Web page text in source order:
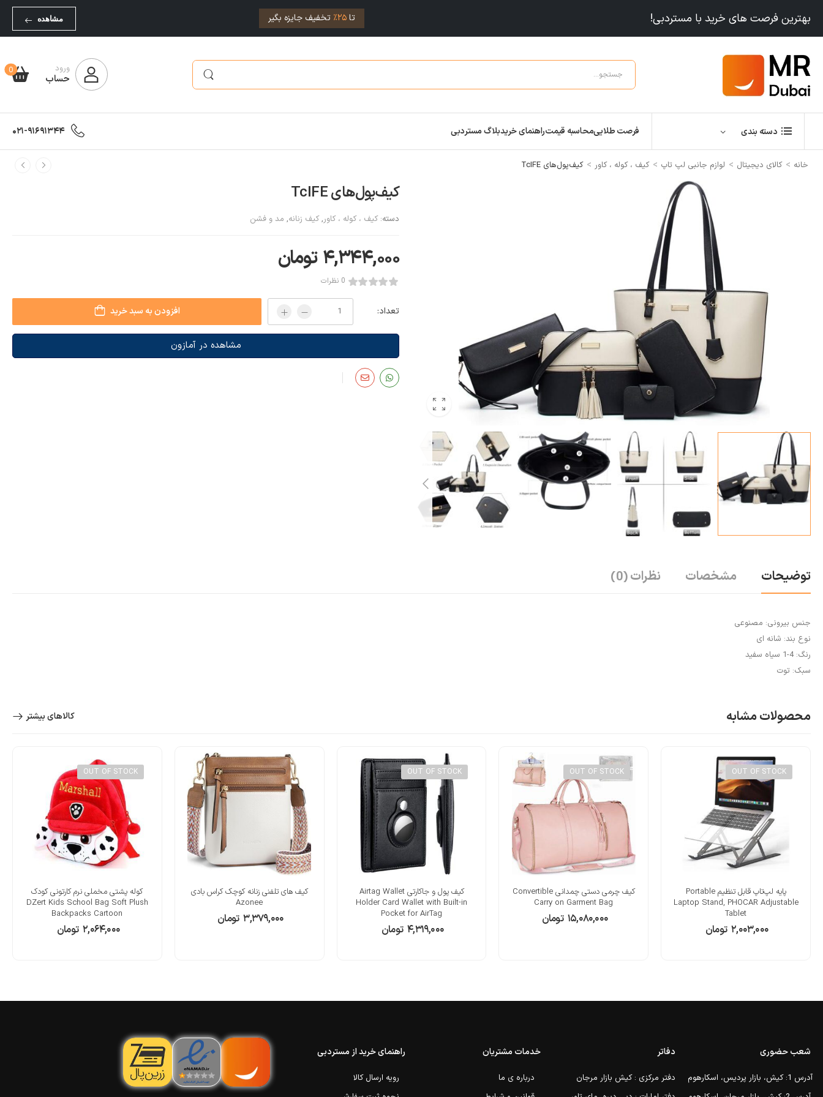
بهترین فرصت های خرید با مستردبی! تا25% تخفیف جایزه بگیر مشاهده
ورود
حساب
0
دسته بندی فرصت طلاییمحاسبه قیمتراهنمای خریدبلاگ مستردبی 021-91691344
خانه > کالای دیجیتال > لوازم جانبی لپ تاپ > کیف ، کوله ، کاور > کیف‌پول‌های TcIFE
کیف‌پول‌های TcIFE
دسته:کیف ، کوله ، کاور,کیف زنانه, مد و فشن
۴,۳۴۴,۰۰۰ تومان
0 نظرات
تعداد: افزودن به سبد خرید
مشاهده در آمازون
توضیحات مشخصات نظرات(0)
جنس بیرونی: مصنوعی
نوع بند: شانه ای
رنگ: 4-1 سیاه سفید
سبک: توت
محصولات مشابه کالاهای بیشتر
OUT OF STOCK
پایه لپ‌تاپ قابل تنظیم Portable
Laptop Stand, PHOCAR Adjustable
Tablet
۲,۰۰۳,۰۰۰ تومان
OUT OF STOCK
کیف چرمی دستی چمدانی Convertible
Carry on Garment Bag
۱۵,۰۸۰,۰۰۰ تومان
OUT OF STOCK
کیف پول و جاکارتی Airtag Wallet
Holder Card Wallet with Built-in
Pocket for AirTag
۴,۳۱۹,۰۰۰ تومان
کیف های تلفنی زنانه کوچک کراس بادی
Azonee
۳,۳۷۹,۰۰۰ تومان
OUT OF STOCK
کوله پشتی مخملی نرم کارتونی کودک
DZert Kids School Bag Soft Plush
Backpacks Cartoon
۲,۰۶۴,۰۰۰ تومان
راهنمای خرید از مستردبی
رویه ارسال کالا
خدمات مشتریان
درباره ی ما
دفاتر
دفتر مرکزی : کیش بازار مرجان
شعب حضوری
آدرس 1: کیش، بازار پردیس، اسکارهوم